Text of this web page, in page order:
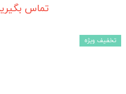
تماس
تخفیف ویژه